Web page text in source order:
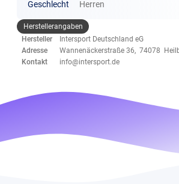
Geschlecht Herren
Herstellerangaben
Hersteller
Intersport Deutschland eG
Adresse
Wannenäckerstraße 36, 74078
Kontakt
info@intersport.de